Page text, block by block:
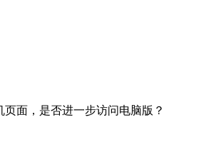
面，是否进一步访问电脑版？